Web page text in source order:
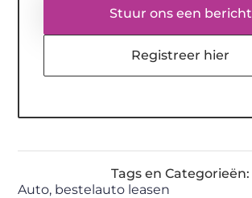
Stuur ons een bericht
Registreer hier
Tags en Categorieën:
Auto, bestelauto leasen